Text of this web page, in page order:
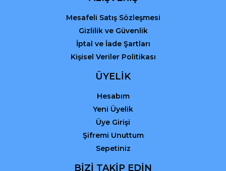
Mesafeli Satış Sözleşmesi
Gizlilik ve Güvenlik
İptal ve İade Şartları
Kişisel Veriler Politikası
ÜYELİK
Hesabım
Yeni Üyelik
Üye Girişi
Şifremi Unuttum
Sepetiniz
BİZİ TAKİP EDİN